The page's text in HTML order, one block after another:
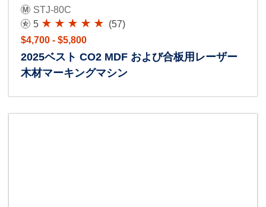
STJ-80C
5
(57)
$4,700 - $5,800
2025ベスト CO2 MDF および合板用レーザー
木材マーキングマシン